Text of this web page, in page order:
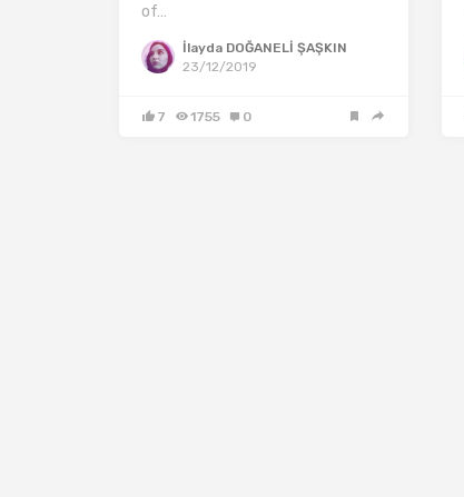
of…
İlayda DOĞANELİ ŞAŞKIN
23/12/2019
7 1755 0